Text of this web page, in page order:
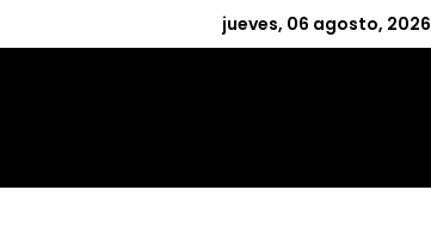
jueves, 06 agosto, 2026